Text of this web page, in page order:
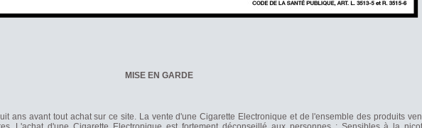
MISE EN GARDE
ans avant tout achat sur ce site. La vente d'une Cigarette Electronique et de l'ensemble des produits